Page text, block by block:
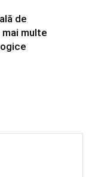
de
multe